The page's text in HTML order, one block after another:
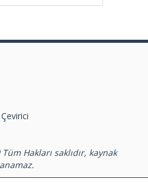
Hakları saklıdır, kaynak